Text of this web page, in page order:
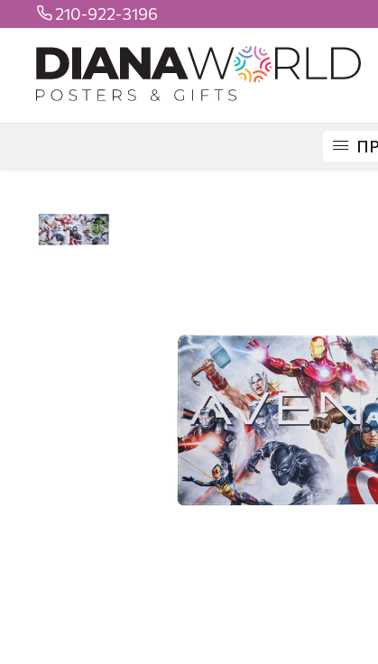
 210-922-3196